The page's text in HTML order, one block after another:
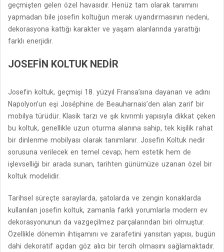
geçmişten gelen özel havasıdır. Henüz tam olarak tanımını
yapmadan bile josefin koltuğun merak uyandırmasının nedeni,
dekorasyona kattığı karakter ve yaşam alanlarında yarattığı
farklı enerjidir.
JOSEFIN KOLTUK NEDIR
Josefin koltuk, geçmişi 18. yüzyıl Fransa’sına dayanan ve adını
Napolyon’un eşi Joséphine de Beauharnais’den alan zarif bir
mobilya türüdür. Klasik tarzı ve şık kıvrımlı yapısıyla dikkat çeken
bu koltuk, genellikle uzun oturma alanına sahip, tek kişilik rahat
bir dinlenme mobilyası olarak tanımlanır. Josefin Koltuk nedir
sorusuna verilecek en temel cevap; hem estetik hem de
işlevselliği bir arada sunan, tarihten günümüze uzanan özel bir
koltuk modelidir.
Tarihsel süreçte saraylarda, şatolarda ve zengin konaklarda
kullanılan josefin koltuk, zamanla farklı yorumlarla modern ev
dekorasyonunun da vazgeçilmez parçalarından biri olmuştur.
Özellikle dönemin ihtişamını ve zarafetini yansıtan yapısı, bugün
dahi dekoratif açıdan göz alıcı bir tercih olmasını sağlamaktadır.